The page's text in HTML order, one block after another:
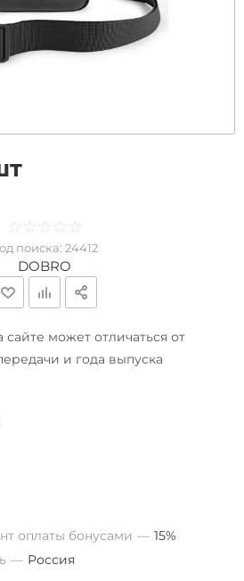
☆ ☆ ☆ ☆ ☆
★ ★ ★ ★ ★
поиска: 24412
DOBRO
может отличаться от
и года выпуска
оплаты бонусами
15%
Россия